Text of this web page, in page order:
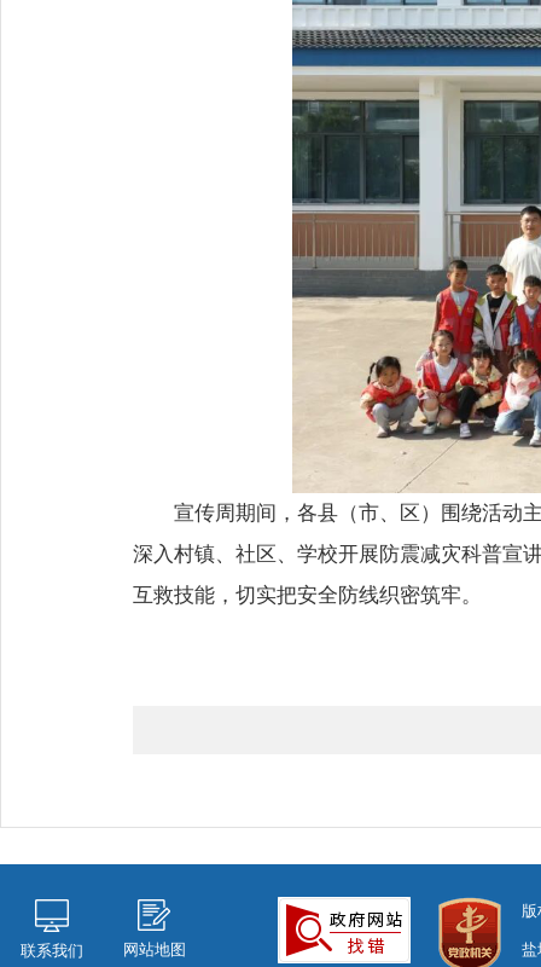
宣传周期间，各县（市、区）围绕活动
深入村镇、社区、学校开展防震减灾科普宣
互救技能，切实把安全防线织密筑牢。
联系我们 网站地图 盐